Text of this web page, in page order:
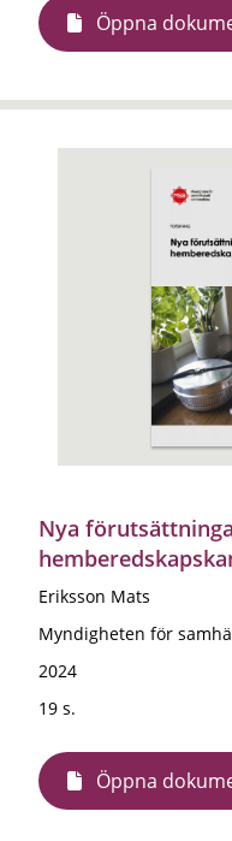
Öppna
Nya
Eriksson Mats
Myndigheten för
2024
19 s.
Öppna